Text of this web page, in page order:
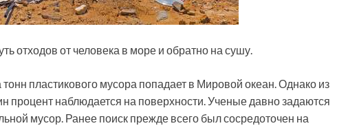
отходов от человека в море и обратно на сушу.
пластикового мусора попадает в Мировой океан. Однако из
процент наблюдается на поверхности. Ученые давно задаются
мусор. Ранее поиск прежде всего был сосредоточен на